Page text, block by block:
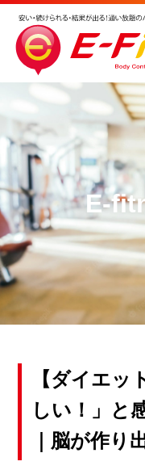
E-
【ダイエッ
しい！」と
｜脳が作り